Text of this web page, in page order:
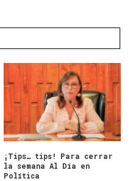
¡Tips… tips! Para cerrar
la semana Al Día en
Política